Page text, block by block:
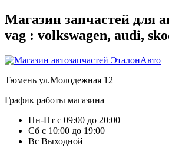
Магазин запчастей для
vag : volkswagen, audi,
Тюмень ул.Молодежная 12
График работы магазина
Пн-Пт с 09:00 до 20:00
Сб с 10:00 до 19:00
Вс Выходной